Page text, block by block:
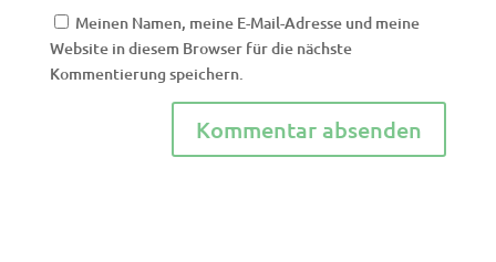
Meinen Namen, meine E-Mail-Adresse und meine
Website in diesem Browser für die nächste
Kommentierung speichern.